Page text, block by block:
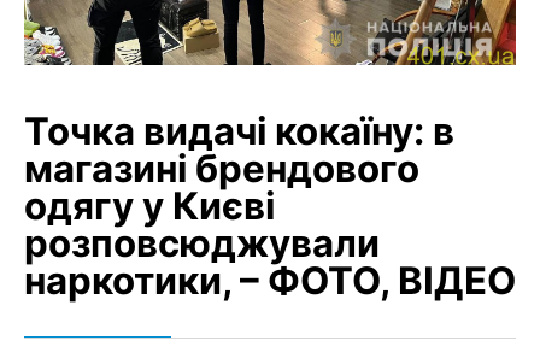
Точка видачі кокаїну: в
магазині брендового
одягу у Києві
розповсюджували
наркотики, – ФОТО, ВІДЕО